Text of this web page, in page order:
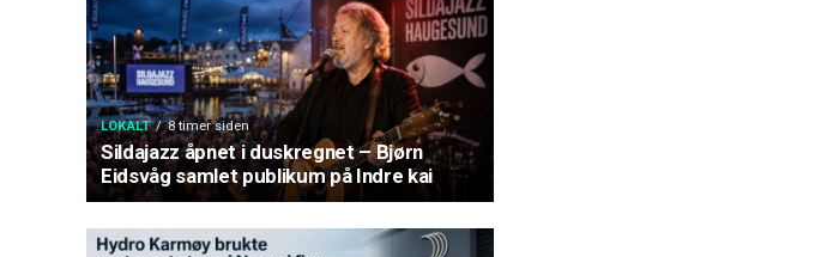
LOKALT 8 timer siden
Sildajazz åpnet i duskregnet – Bjørn
Eidsvåg samlet publikum på Indre kai